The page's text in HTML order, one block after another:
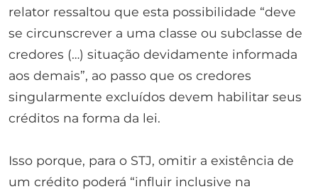
relator ressaltou que esta possibilidade “deve
se circunscrever a uma classe ou subclasse de
credores (…) situação devidamente informada
aos demais”, ao passo que os credores
singularmente excluídos devem habilitar seus
créditos na forma da lei.
Isso porque, para o STJ, omitir a existência de
um crédito poderá “influir inclusive na